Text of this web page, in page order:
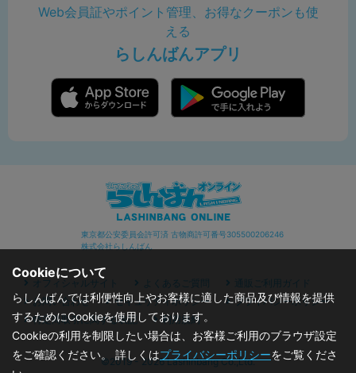
Web会員証やポイント管理、お得なクーポンも使
える
らしんばんアプリ
東京都公安委員会許可済 古物商許可番号305500206246
株式会社らしんばん
オフィシャルサイト よくあるご質問
通販ご利用ガイド
お問い合わせ
セキュリティポリシー
プライバシーポリシー
特定商取引に関する表記
利用規約
©2019 - 2026 Lashinbang Co.,Ltd.
Cookieについて
らしんばんでは利便性向上やお客様に適した商品及び情報を提供
するためにCookieを使用しております。
Cookieの利用を制限したい場合は、お客様ご利用のブラウザ設定
をご確認ください。 詳しくはプライバシーポリシーをご覧くださ